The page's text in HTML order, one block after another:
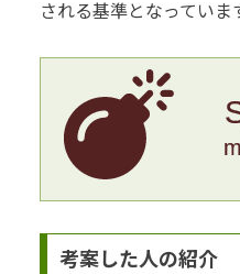
される基準となっていま
考案した人の紹介